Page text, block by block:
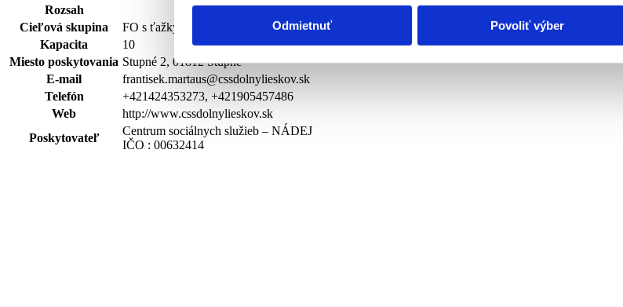
Odmietnuť Povoliť výber
Rozsah
Cieľová skupina
FO s ťažkým zdravotným postihnutím alebo nepriaznivým zdravotným stavom
Kapacita
10
Miesto poskytovania Stupné 2, 01812 Stupné
E-mail
frantisek.martaus@cssdolnylieskov.sk
Telefón
+421424353273, +421905457486
Web
http://www.cssdolnylieskov.sk
Poskytovateľ
Centrum sociálnych služieb – NÁDEJ
IČO : 00632414